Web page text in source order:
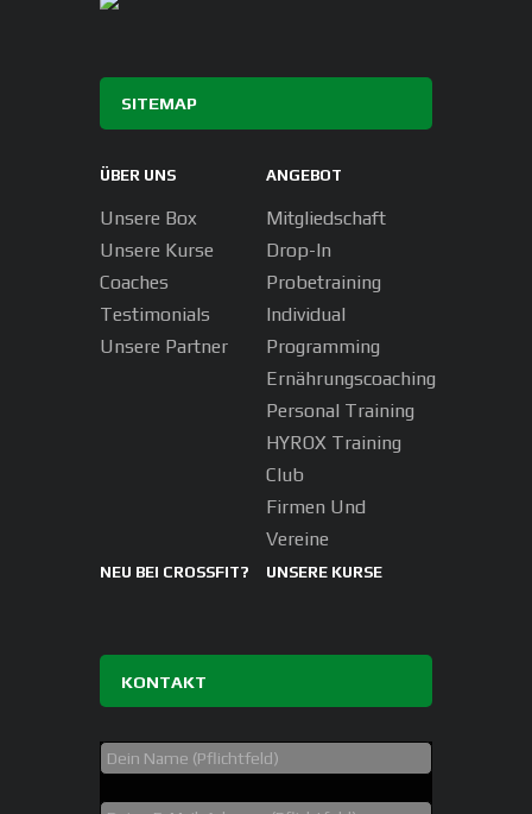
SITEMAP
ÜBER UNS
Unsere Box
Unsere Kurse
Coaches
Testimonials
Unsere Partner
ANGEBOT
Mitgliedschaft
Drop-In
Probetraining
Individual
Programming
Ernährungscoaching
Personal Training
HYROX Training
Club
Firmen Und
Vereine
NEU BEI CROSSFIT? UNSERE KURSE
KONTAKT